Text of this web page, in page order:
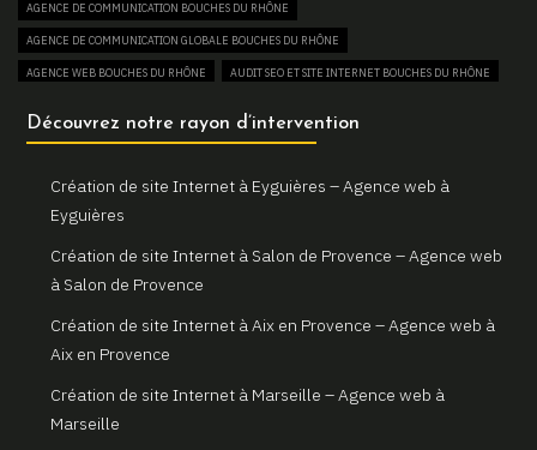
Gemini Web, votre agence web à Martigues
Un site web sur mesure pour votre activité à Aix en Provence
Provence
AGENCE DE COMMUNICATION BOUCHES DU RHÔNE
AGENCE DE COMMUNICATION GLOBALE BOUCHES DU RHÔNE
AGENCE WEB BOUCHES DU RHÔNE AUDIT SEO ET SITE INTERNET BOUCHES DU RHÔNE
CRÉATEUR DE SITE WEB BOUCHES DU RHÔNE
CRÉATION DE SITE INTERNET BOUCHES DU RHÔNE
CRÉATION DE SITE INTERNET PAS CHER BOUCHES DU RHÔNE
CRÉATION DE SITE INTERNET POUR AGENCE IMMOBILIÈRE BOUCHES DU RHÔNE
Découvrez notre rayon d’intervention
Création de site Internet à Eyguières – Agence web à
Eyguières
Création de site Internet à Salon de Provence – Agence web
à Salon de Provence
Création de site Internet à Aix en Provence – Agence web à
Aix en Provence
Création de site Internet à Marseille – Agence web à
Marseille